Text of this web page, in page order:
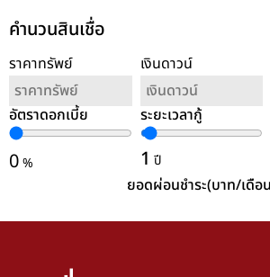
คำนวนสินเชื่อ
ราคาทรัพย์ เงินดาวน์
อัตราดอกเบี้ย
0%
ระยะเวลากู้
1 ปี
ยอดผ่อนชำระ(บาท/เดือ